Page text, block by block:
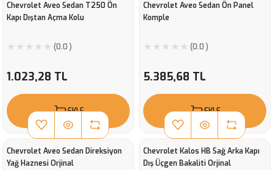
Chevrolet Aveo Sedan T250 Ön
Kapı Dıştan Açma Kolu
(0.0 )
1.023,28 TL
EKLE
Chevrolet Aveo Sedan Ön Panel
Komple
(0.0 )
5.385,68 TL
EKLE
Chevrolet Aveo Sedan Direksiyon
Yağ Haznesi Orjinal
Chevrolet Kalos HB Sağ Arka Kapı
Dış Üçgen Bakaliti Orjinal